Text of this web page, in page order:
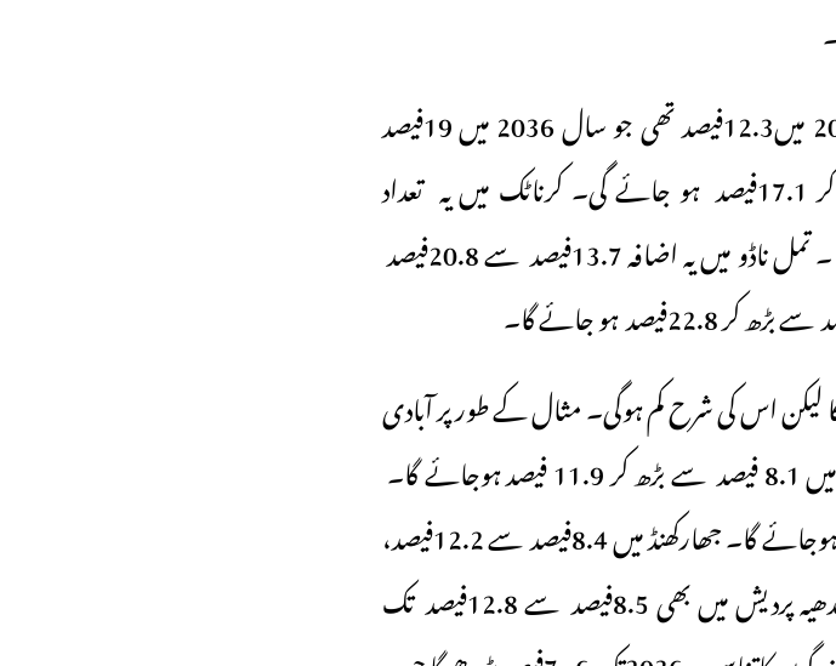
آندھرا پردیش میں بوڑھے لوگوں کی آبادی 2021 میں12.3فیصد تھی جو سال 2036 میں 19فیصد
ہوجائے گی اور تلنگانہ میں 11فیصد سے بڑھ کر 17.1فیصد ہو جائے گی۔ کرناٹک میں یہ تعداد
11.5فیصد سے بڑھ کر 17.2فیصد ہو جائے گی ۔ تمل ناڈو میں یہ اضافہ 13.7فیصد سے 20.8فیصد
لیکن اس کی شرح کم ہوگی۔ مثال کے طور پر آبادی
میں بوڑھوں کا تناسب اس دوران اتر پردیش میں 8.1 فیصد سے بڑھ کر 11.9 فیصد ہوجائے گا۔
بہار میں یہ اضافہ 7.7 فیصد سے بڑھ کر 11 فیصد ہوجائے گا۔ جھارکھنڈ میں 8.4فیصد سے 12.2فیصد،
راجستھان میں 8.5فیصد سے 12.8فیصد اور مدھیہ پردیش میں بھی 8.5فیصد سے 12.8فیصد تک